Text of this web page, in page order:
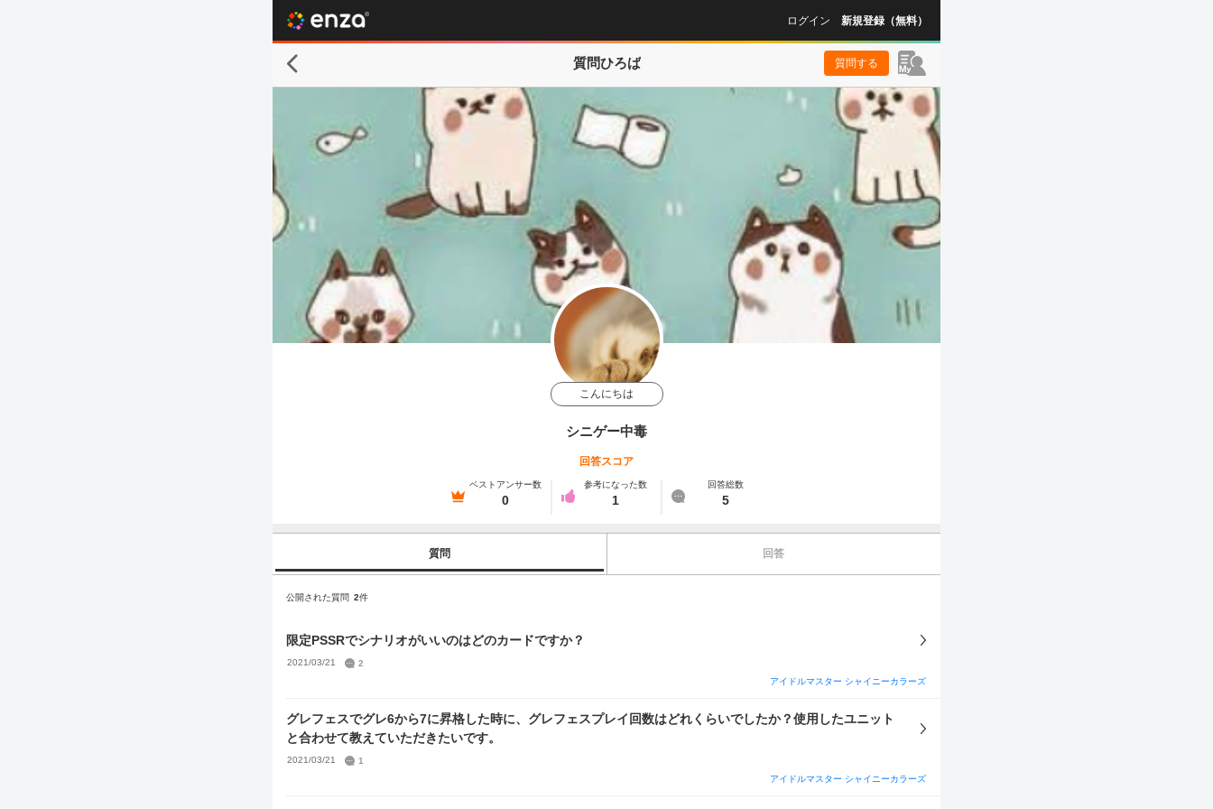
ログイン 新規登録（無料）
質問ひろば 質問する
こんにちは
シニゲー中毒
回答スコア
ベストアンサー数
0
参考になった数
1
回答総数
5
質問 回答
公開された質問 2件
限定PSSRでシナリオがいいのはどのカードですか？
2021/03/21
2
アイドルマスター シャイニーカラーズ
グレフェスでグレ6から7に昇格した時に、グレフェスプレイ回数はどれくらいでしたか？使用したユニット
と合わせて教えていただきたいです。
2021/03/21
1
アイドルマスター シャイニーカラーズ